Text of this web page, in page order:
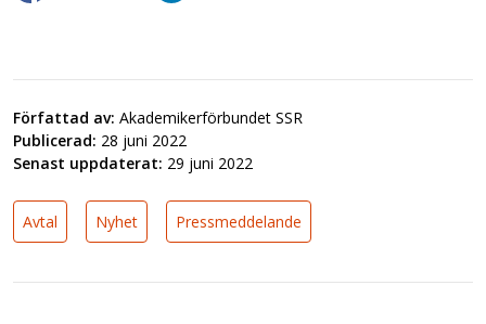
Författad av: Akademikerförbundet SSR
Publicerad: 28 juni 2022
Senast uppdaterat: 29 juni 2022
Avtal Nyhet Pressmeddelande